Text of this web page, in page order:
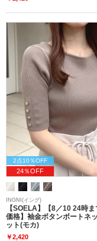
2点10％OFF
24％OFF
INGNI(イング)
【SOELA】【8／10 24時
価格】袖金ボタンボートネ
ット(モカ)
￥2,420